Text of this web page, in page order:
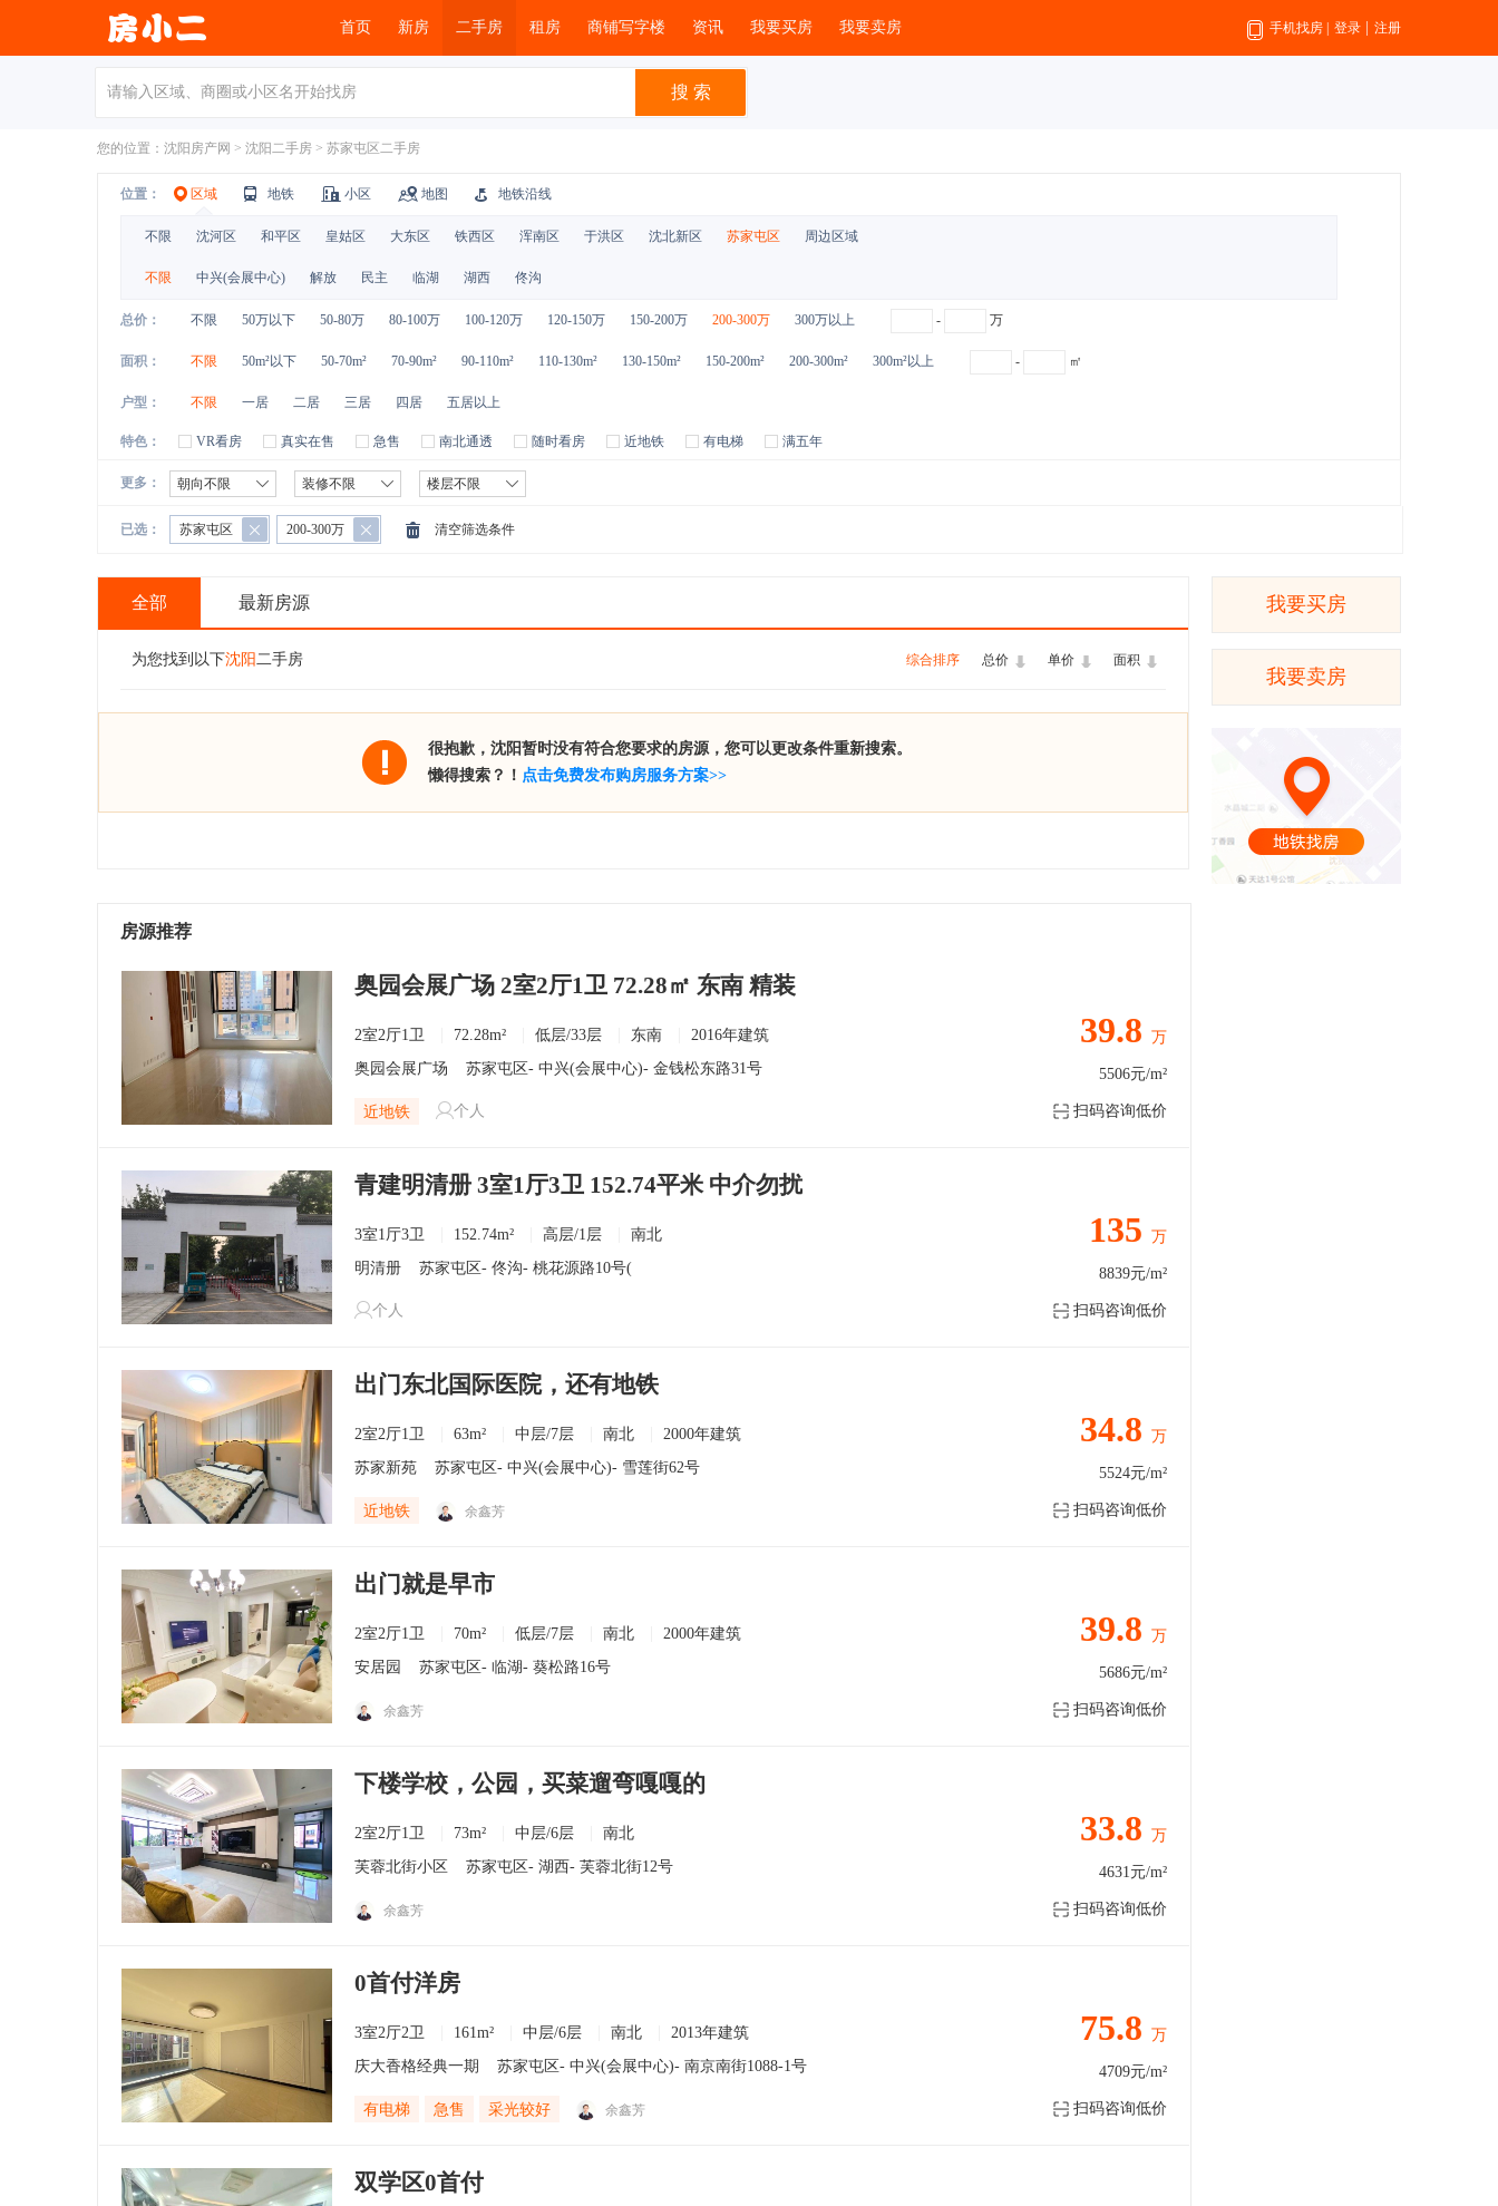
首页 新房 二手房 租房 商铺写字楼 资讯 我要买房 我要卖房 手机找房 登录 注册
您的位置： 沈阳房产网 > 沈阳二手房 > 苏家屯区二手房
位置： 区域 地铁 小区 地图 地铁沿线
不限 沈河区 和平区 皇姑区 大东区 铁西区 浑南区 于洪区 沈北新区 苏家屯区 周边区域
不限 中兴(会展中心) 解放 民主 临湖 湖西 佟沟
总价： 不限 50万以下 50-80万 80-100万 100-120万 120-150万 150-200万 200-300万 300万以上 - 万
面积： 不限 50m²以下 50-70m² 70-90m² 90-110m² 110-130m² 130-150m² 150-200m² 200-300m² 300m²以上 - ㎡
户型： 不限 一居 二居 三居 四居 五居以上
特色： VR看房 真实在售 急售 南北通透 随时看房 近地铁 有电梯 满五年
更多： 朝向不限 装修不限 楼层不限
已选： 苏家屯区 200-300万 清空筛选条件
全部 最新房源
为您找到以下沈阳 二手房 综合排序 总价 单价 面积
很抱歉，沈阳暂时没有符合您要求的房源，您可以更改条件重新搜索。
懒得搜索？！ 点击免费发布购房服务方案>>
我要买房
我要卖房
房源推荐
奥园会展广场 2室2厅1卫 72.28㎡ 东南 精装
2室2厅1卫 72.28m² 低层/33层 东南
2016年建筑
奥园会展广场
苏家屯区- 中兴(会展中心)- 金钱松东路31号
近地铁 个人
39.8 万
5506元/m²
扫码咨询低价
青建明清册 3室1厅3卫 152.74平米 中介勿扰
3室1厅3卫 152.74m² 高层/1层
南北
明清册
苏家屯区- 佟沟- 桃花源路10号(
个人
135 万
8839元/m²
扫码咨询低价
出门东北国际医院，还有地铁
2室2厅1卫 63m² 中层/7层 南北
2000年建筑
苏家新苑
苏家屯区- 中兴(会展中心)- 雪莲街62号
近地铁 余鑫芳
34.8 万
5524元/m²
扫码咨询低价
出门就是早市
2室2厅1卫 70m² 低层/7层 南北
2000年建筑
安居园
苏家屯区- 临湖- 葵松路16号
余鑫芳
39.8 万
5686元/m²
扫码咨询低价
下楼学校，公园，买菜遛弯嘎嘎的
2室2厅1卫 73m² 中层/6层
南北
芙蓉北街小区
苏家屯区- 湖西- 芙蓉北街12号
余鑫芳
33.8 万
4631元/m²
扫码咨询低价
0首付洋房
3室2厅2卫 161m² 中层/6层 南北
2013年建筑
庆大香格经典一期
苏家屯区- 中兴(会展中心)- 南京南街1088-1号
有电梯 急售 采光较好 余鑫芳
75.8 万
4709元/m²
扫码咨询低价
双学区0首付